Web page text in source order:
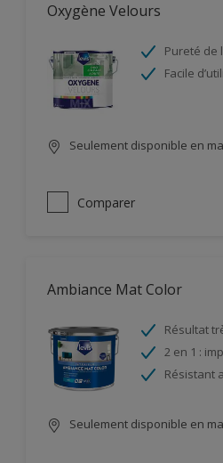
Oxygène Velours
Pureté de
Facile
Seulement disponible en
Comparer
Ambiance Mat Color
Résultat
2 en 1 :
Résistant
Seulement disponible en